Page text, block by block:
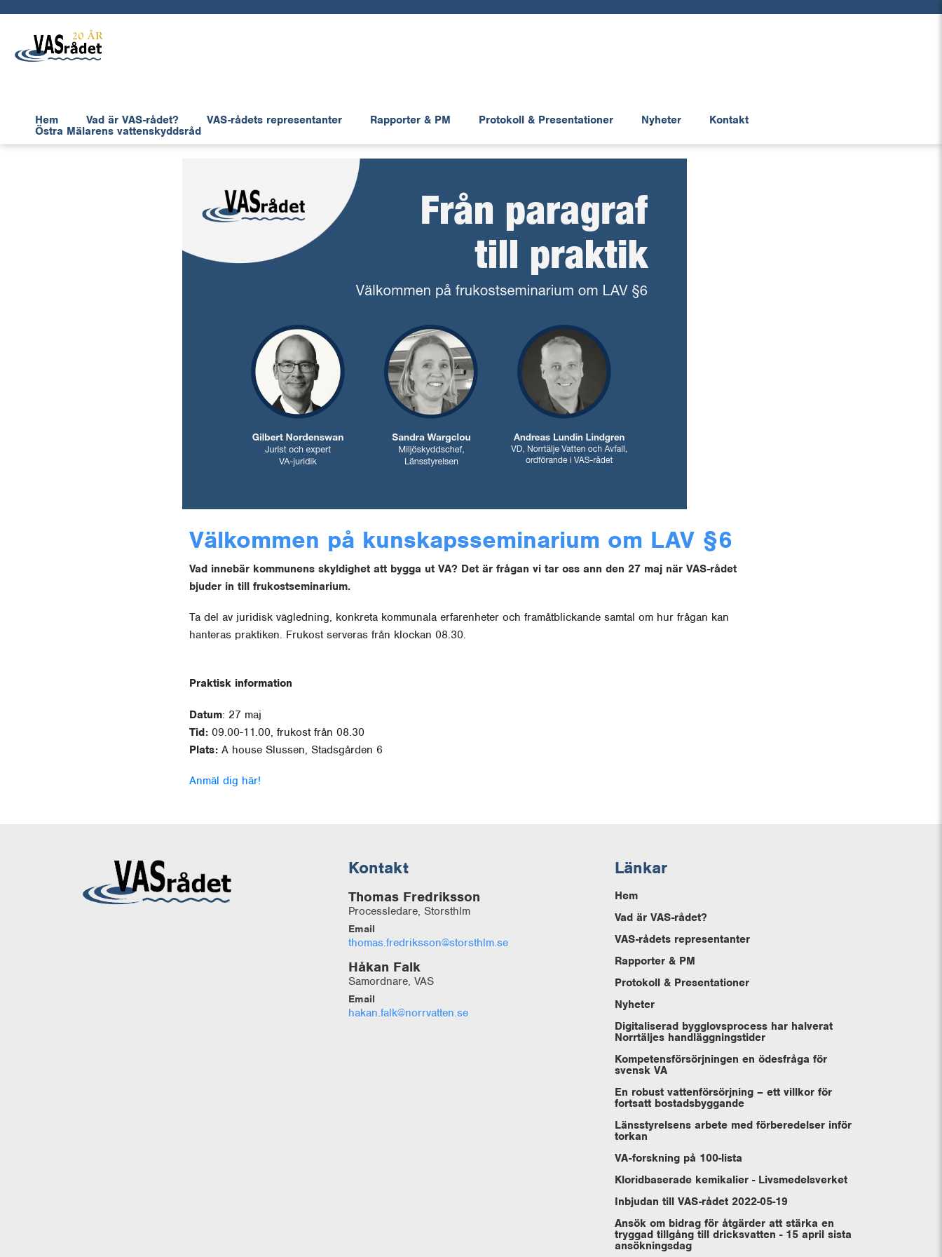
Hem Vad är VAS-rådet? VAS-rådets representanter Rapporter & PM Protokoll & Presentationer Nyheter
Kontakt
Östra Mälarens vattenskyddsråd
Välkommen på kunskapsseminarium om LAV §6
Vad innebär kommunens skyldighet att bygga ut VA? Det är frågan vi tar oss ann den 27 maj när VAS-rådet
bjuder in till frukostseminarium.
Ta del av juridisk vägledning, konkreta kommunala erfarenheter och framåtblickande samtal om hur frågan kan
hanteras praktiken. Frukost serveras från klockan 08.30.
Praktisk information
Datum: 27 maj
Tid:09.00-11.00, frukost från 08.30
Plats:A house Slussen, Stadsgården 6
Anmäl dig här!
Kontakt
Thomas Fredriksson
Processledare, Storsthlm
Email
thomas.fredriksson@storsthlm.se
Håkan Falk
Samordnare, VAS
Email
hakan.falk@norrvatten.se
Länkar
Hem
Vad är VAS-rådet?
VAS-rådets representanter
Rapporter & PM
Protokoll & Presentationer
Nyheter
Digitaliserad bygglovsprocess har halverat
Norrtäljes handläggningstider
Kompetensförsörjningen en ödesfråga för
svensk VA
En robust vattenförsörjning – ett villkor för
fortsatt bostadsbyggande
Länsstyrelsens arbete med förberedelser inför
torkan
VA-forskning på 100-lista
Kloridbaserade kemikalier - Livsmedelsverket
Inbjudan till VAS-rådet 2022-05-19
Ansök om bidrag för åtgärder att stärka en
tryggad tillgång till dricksvatten - 15 april sista
ansökningsdag